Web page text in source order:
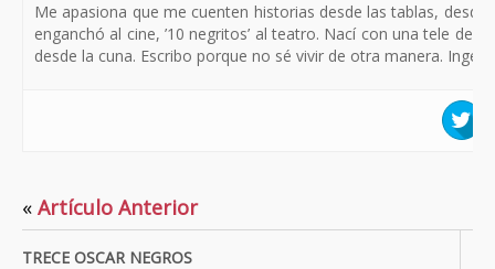
Me apasiona que me cuenten historias desde las tablas, desde
enganchó al cine, ’10 negritos’ al teatro. Nací con una tele
desde la cuna. Escribo porque no sé vivir de otra manera.
« Artículo Anterior
TRECE OSCAR NEGROS